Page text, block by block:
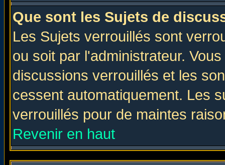
Que sont les Sujets de
Les Sujets verrouillés sont
ou soit par l'administrateur.
discussions verrouillés et les
cessent automatiquement. Les
verrouillés pour de maintes
Revenir en haut